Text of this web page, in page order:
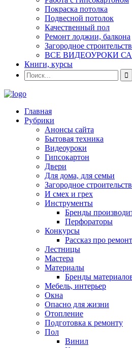
Покраска потолка
Подвесной потолок
Качественный пол
Ремонт лоджии, балкона
Загородное
ВСЕ ВИДЕОУРОКИ
Книги, курсы
Главная
Рубрики
Анонсы сайта
Бытовая техника
Видеоуроки
Гипсокартон
Двери
Для дома, для семьи
Загородное
И смех и грех
Инструменты
Бренды
Перфораторы
Конкурсы
Рассказ про ремонт
Лестницы
Мастера
Материалы
Бренды
Мебель, интерьер
Окна
Опасно для жизни
Отопление
Подготовка к ремонту
Пол
Винил